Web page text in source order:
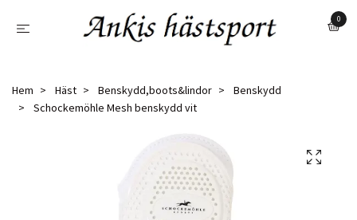
0
Hem Häst Benskydd,boots&lindor
Benskydd
Schockemöhle Mesh benskydd vit